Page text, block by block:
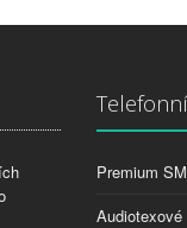
Premium